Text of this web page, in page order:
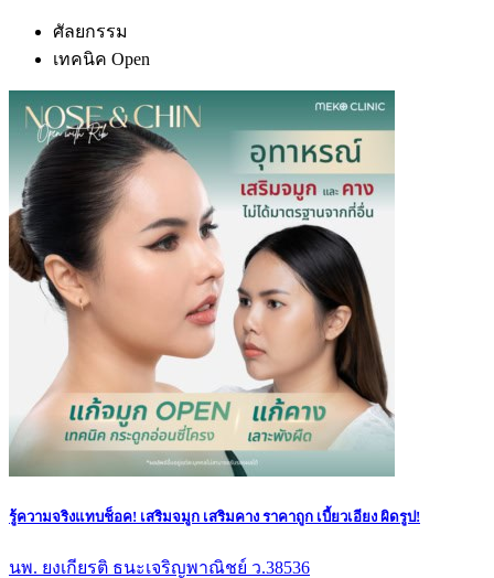
ศัลยกรรม
เทคนิค Open
รู้ความจริงแทบช็อค! เสริมจมูก เสริมคาง ราคาถูก เบี้ยวเอียง ผิดรูป!
นพ. ยงเกียรติ ธนะเจริญพาณิชย์ ว.38536